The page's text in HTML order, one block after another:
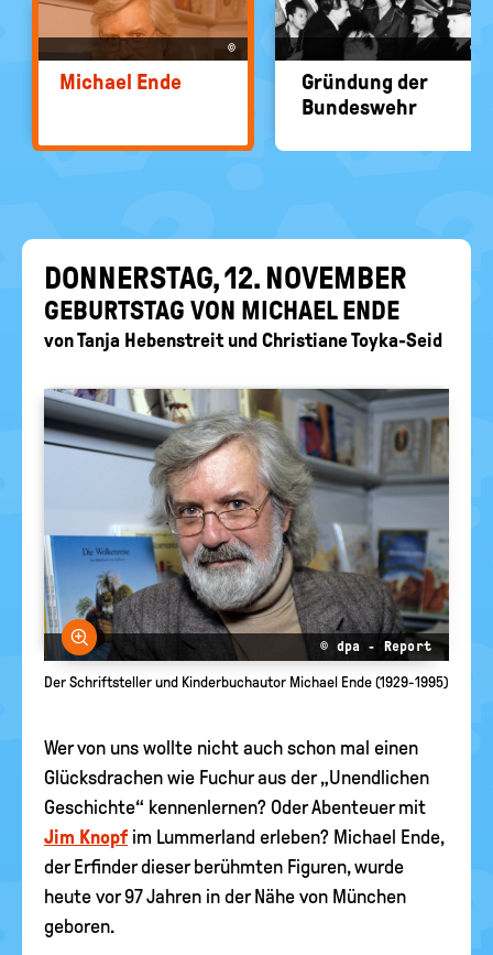
politische
Bildung
EIN-
/
©
Mi­cha­el Ende
©
Grün­dung der
Bun­des­wehr
DON­NERS­TAG, 12. NO­VEM­BER
GE­BURTS­TAG VON MI­CHA­EL ENDE
vonTanja Hebenstreitund Christiane Toyka-Seid
Bild vergrößern
© dpa - Report
Der Schriftsteller und Kinderbuchautor Michael Ende (1929-1995)
Wer von uns wollte nicht auch schon mal einen
Glücksdrachen wie Fuchur aus der „Unendlichen
Geschichte“ kennenlernen? Oder Abenteuer mit
Jim Knopfim Lummerland erleben? Michael Ende,
der Erfinder dieser berühmten Figuren, wurde
heute vor 97 Jahren in der Nähe von München
geboren.